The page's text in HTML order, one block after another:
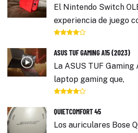
El Nintendo Switch
experiencia de juego
ASUS TUF GAMING A15 (2023)
La ASUS TUF Gaming
laptop gaming que,
QUIETCOMFORT 45
Los auriculares Bose